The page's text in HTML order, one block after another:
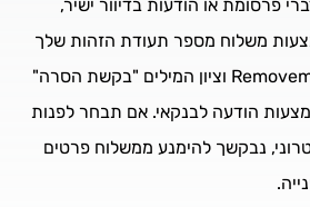
פרסומת או הודעות בדיוור ישיר,
משלוח מספר תעודת הזהות שלך
לכתובת Removeme@mdb.co.il וציון המילים "בקשת הסרה"
הודעה לבנקאי. אם תבחר לפנות
נבקשך להימנע ממשלוח פרטים